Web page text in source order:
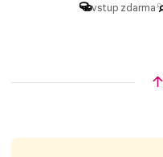
vstup zdarma